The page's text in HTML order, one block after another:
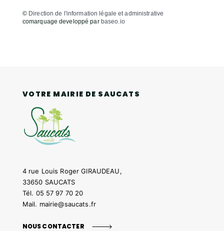
© Direction de l'information légale et administrative
comarquage developpé par baseo.io
VOTRE MAIRIE DE SAUCATS
4 rue Louis Roger GIRAUDEAU,
33650 SAUCATS
Tél. 05 57 97 70 20
Mail. mairie@saucats.fr
NOUS CONTACTER